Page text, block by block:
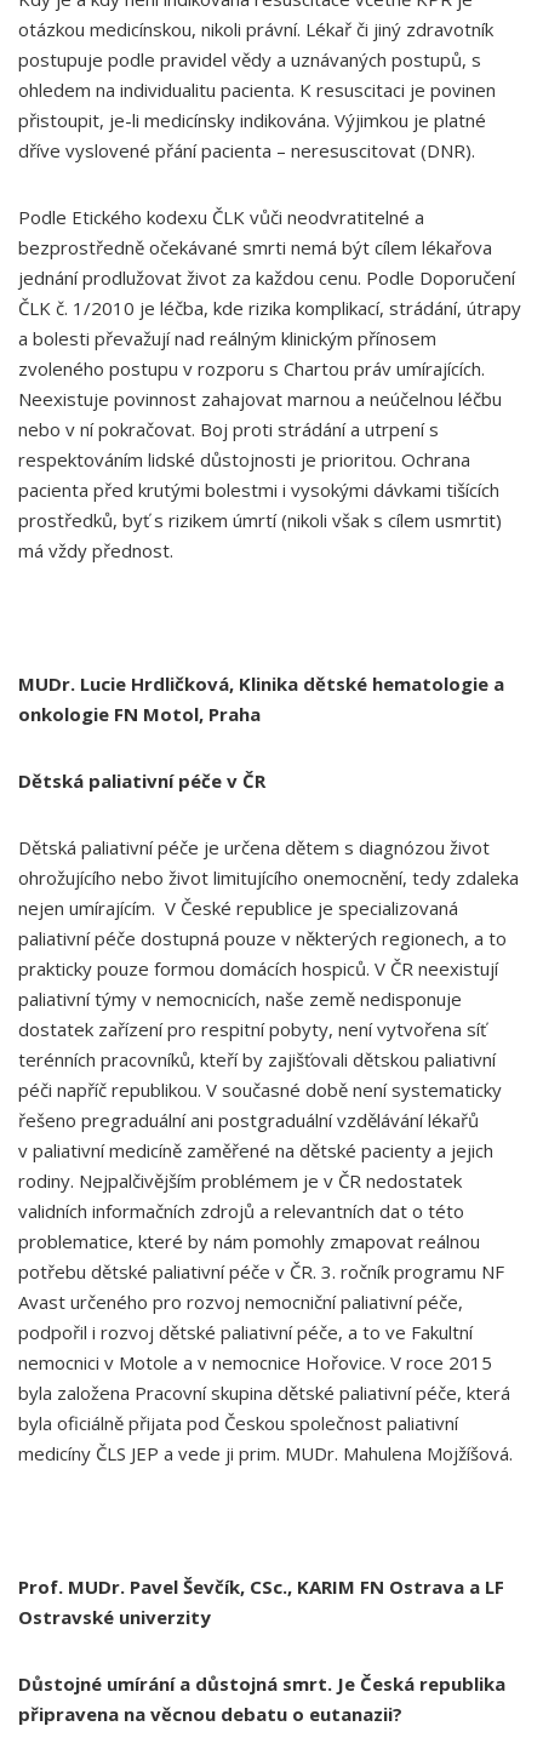
otázkou medicínskou, nikoli právní. Lékař či jiný zdravotník
postupuje podle pravidel vědy a uznávaných postupů, s
ohledem na individualitu pacienta. K resuscitaci je povinen
přistoupit, je-li medicínsky indikována. Výjimkou je platné
dříve vyslovené přání pacienta – neresuscitovat (DNR).
Podle Etického kodexu ČLK vůči neodvratitelné a
bezprostředně očekávané smrti nemá být cílem lékařova
jednání prodlužovat život za každou cenu. Podle Doporučení
ČLK č. 1/2010 je léčba, kde rizika komplikací, strádání, útrapy
a bolesti převažují nad reálným klinickým přínosem
zvoleného postupu v rozporu s Chartou práv umírajících.
Neexistuje povinnost zahajovat marnou a neúčelnou léčbu
nebo v ní pokračovat. Boj proti strádání a utrpení s
respektováním lidské důstojnosti je prioritou. Ochrana
pacienta před krutými bolestmi i vysokými dávkami tišících
prostředků, byť s rizikem úmrtí (nikoli však s cílem usmrtit)
má vždy přednost.
MUDr. Lucie Hrdličková, Klinika dětské hematologie a
onkologie FN Motol, Praha
Dětská paliativní péče v ČR
Dětská paliativní péče je určena dětem s diagnózou život
ohrožujícího nebo život limitujícího onemocnění, tedy zdaleka
nejen umírajícím. V České republice je specializovaná
paliativní péče dostupná pouze v některých regionech, a to
prakticky pouze formou domácích hospiců. V ČR neexistují
paliativní týmy v nemocnicích, naše země nedisponuje
dostatek zařízení pro respitní pobyty, není vytvořena síť
terénních pracovníků, kteří by zajišťovali dětskou paliativní
péči napříč republikou. V současné době není systematicky
řešeno pregraduální ani postgraduální vzdělávání lékařů
v paliativní medicíně zaměřené na dětské pacienty a jejich
rodiny. Nejpalčivějším problémem je v ČR nedostatek
validních informačních zdrojů a relevantních dat o této
problematice, které by nám pomohly zmapovat reálnou
potřebu dětské paliativní péče v ČR. 3. ročník programu NF
Avast určeného pro rozvoj nemocniční paliativní péče,
podpořil i rozvoj dětské paliativní péče, a to ve Fakultní
nemocnici v Motole a v nemocnice Hořovice. V roce 2015
byla založena Pracovní skupina dětské paliativní péče, která
byla oficiálně přijata pod Českou společnost paliativní
medicíny ČLS JEP a vede ji prim. MUDr. Mahulena Mojžíšová.
Prof. MUDr. Pavel Ševčík, CSc., KARIM FN Ostrava a LF
Ostravské univerzity
Důstojné umírání a důstojná smrt. Je Česká republika
připravena na věcnou debatu o eutanazii?